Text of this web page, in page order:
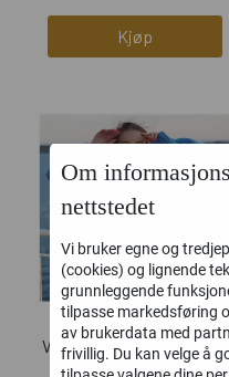
Kjøp
Veda Sweater - Ensfarget
Om
nettstedet
Vi bruker egne og
(cookies) og lignende
grunnleggende
tilpasse markedsføring
av brukerdata med
frivillig. Du kan velge å